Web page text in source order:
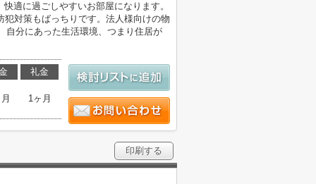
適に過ごしやすいお部屋になります。
対策もばっちりです。法人様向けの物
自分にあった生活環境、つまり住居が
礼金
1ヶ月
印刷する